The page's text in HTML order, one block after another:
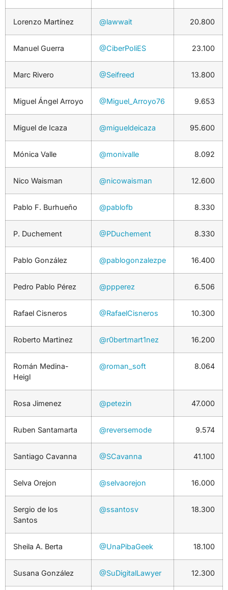
Lorenzo Martínez @lawwait 20.800
Manuel Guerra @CiberPoliES 23.100
Marc Rivero @Seifreed 13.800
Miguel Ángel Arroyo @Miguel_Arroyo76 9.653
Miguel de Icaza @migueldeicaza 95.600
Mónica Valle @monivalle 8.092
Nico Waisman @nicowaisman 12.600
Pablo F. Burhueño @pablofb 8.330
P. Duchement @PDuchement 8.330
Pablo González @pablogonzalezpe 16.400
Pedro Pablo Pérez @ppperez 6.506
Rafael Cisneros @RafaelCisneros 10.300
Roberto Martinez @r0bertmart1nez 16.200
Román Medina-
Heigl
@roman_soft 8.064
Rosa Jimenez @petezin 47.000
Ruben Santamarta @reversemode 9.574
Santiago Cavanna @SCavanna 41.100
Selva Orejon @selvaorejon 16.000
Sergio de los
Santos
@ssantosv 18.300
Sheila A. Berta @UnaPibaGeek 18.100
Susana González @SuDigitalLawyer 12.300